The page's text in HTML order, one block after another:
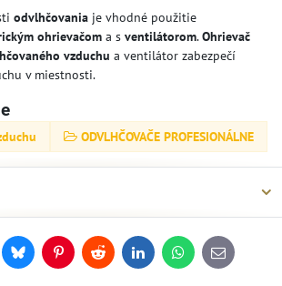
odvlhčovania je vhodné použitie
ohrievačom a s ventilátorom.Ohrievač
vzduchu a ventilátor zabezpečí
v miestnosti.
ODVLHČOVAČE PROFESIONÁLNE
BlueskyPinterestReddit LinkedInWhatsApp
E-
mail